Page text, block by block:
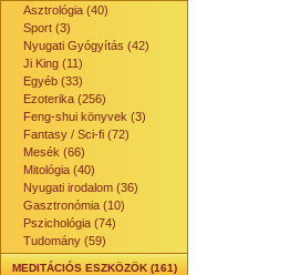
Asztrológia (40)
Sport (3)
Nyugati Gyógyítás (42)
Ji King (11)
Egyéb (33)
Ezoterika (256)
Feng-shui könyvek (3)
Fantasy / Sci-fi (72)
Mesék (66)
Mitológia (40)
Nyugati irodalom (36)
Gasztronómia (10)
Pszichológia (74)
Tudomány (59)
MEDITÁCIÓS ESZKÖZÖK (161)